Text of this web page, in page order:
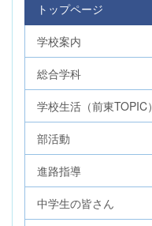
トップページ
学校案内
総合学科
学校生活（前東TOPIC）
部活動
進路指導
中学生の皆さん